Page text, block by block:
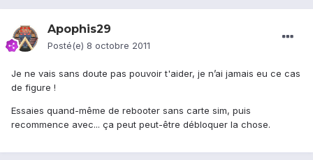
Apophis29
Posté(e) 8 octobre 2011
Je ne vais sans doute pas pouvoir t'aider, je n’ai jamais eu ce cas
de figure !
Essaies quand-même de rebooter sans carte sim, puis
recommence avec... ça peut peut-être débloquer la chose.